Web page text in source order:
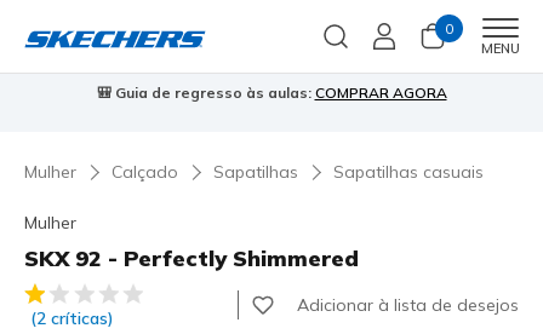
0
MENU
Skechers VIP:45 dias de devolução para membros
Mulher Calçado Sapatilhas Sapatilhas casuais
Mulher
SKX 92 - Perfectly Shimmered
5 de 5 – Classificação do cliente
(2 críticas)
Adicionar à lista de desejos